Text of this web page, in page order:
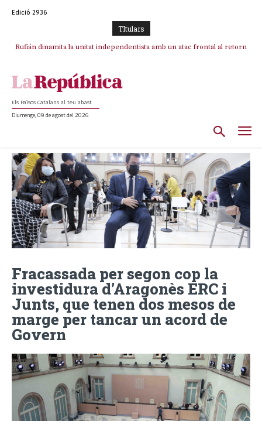
Edició 2936
TItulars
Rufián dinamita la unitat independentista amb un atac frontal al retorn
Els Països Catalans al teu abast
Diumenge, 09 de agost del 2026
Fracassada per segon cop la
investidura d’Aragonès ERC i
Junts, que tenen dos mesos de
marge per tancar un acord de
Govern